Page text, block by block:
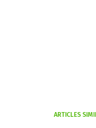
ARTICLES